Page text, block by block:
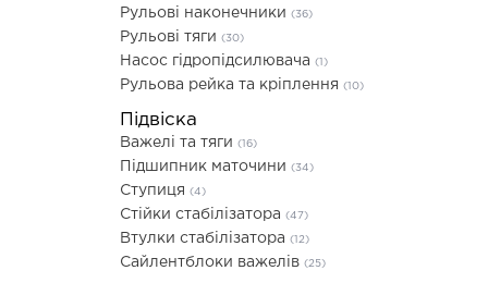
Рульові наконечники (36)
Рульові тяги (30)
Насос гідропідсилювача (1)
Рульова рейка та кріплення (10)
Підвіска
Важелі та тяги (16)
Підшипник маточини (34)
Ступиця (4)
Стійки стабілізатора (47)
Втулки стабілізатора (12)
Сайлентблоки важелів (25)